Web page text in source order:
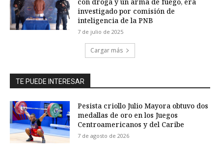
investigado por comisión de
inteligencia de la PNB
7 de julio de 2025
Cargar más
TE PUEDE INTERESAR
Pesista criollo Julio Mayora obtuvo dos
medallas de oro en los Juegos
Centroamericanos y del Caribe
7 de agosto de 2026